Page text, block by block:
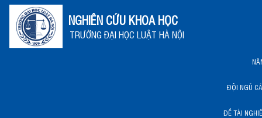
NGHIÊN CỨU KHOA HỌC
TRƯỜNG ĐẠI HỌC LUẬT HÀ NỘI
ĐỘI NGŨ
ĐỀ TÀI